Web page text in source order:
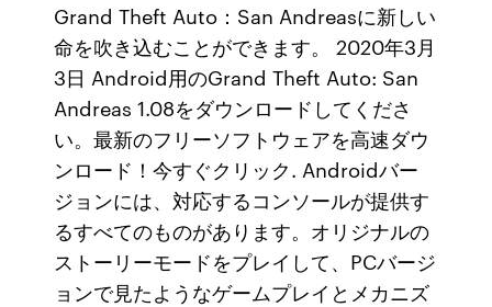
Grand Theft Auto：San Andreasに新しい
命を吹き込むことができます。 2020年3月
3日 Android用のGrand Theft Auto: San
Andreas 1.08をダウンロードしてくださ
い。最新のフリーソフトウェアを高速ダウ
ンロード！今すぐクリック. Androidバー
ジョンには、対応するコンソールが提供す
るすべてのものがあります。オリジナルの
ストーリーモードをプレイして、PCバージ
ョンで見たようなゲームプレイとメカニズ